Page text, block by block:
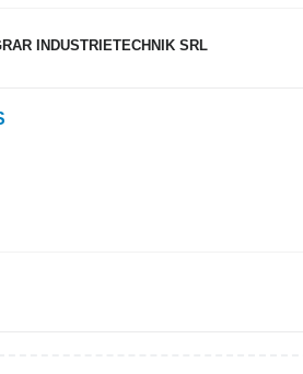
INDUSTRIETECHNIK SRL